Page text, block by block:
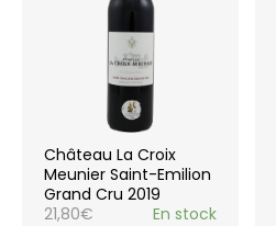
Château La Croix
Meunier Saint-Emilion
Grand Cru 2019
21,80€ En stock